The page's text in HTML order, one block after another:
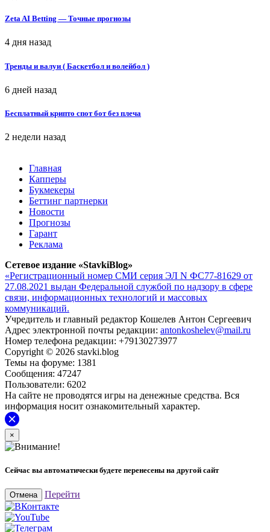
Zeta AI Betting — Точные прогнозы
4 дня назад
Тренды и валуи ( Баскетбол и волейбол )
6 дней назад
Бесплатный крипто спот бот без плеча
2 недели назад
Главная
Капперы
Букмекеры
Беттинг партнерки
Новости
Прогнозы
Гарант
Реклама
Сетевое издание «StavkiBlog»
«Регистрационный номер СМИ серия ЭЛ N ФС77-81629 от
27.08.2021 выдан Федеральной службой по надзору в сфере
связи, информационных технологий и массовых
коммуникаций.
Учредитель и главный редактор Кошелев Антон Сергеевич
Адрес электронной почты редакции: antonkoshelev@mail.ru
Номер телефона редакции: +79130273977
Copyright © 2026 stavki.blog
Темы на форуме: 1381
Сообщения: 47247
Пользователи: 6202
На сайте не проводятся игры на денежные средства. Вся
информация носит ознакомительный характер.
×
Сейчас вы автоматически будете перенесены на другой сайт
Отмена Перейти